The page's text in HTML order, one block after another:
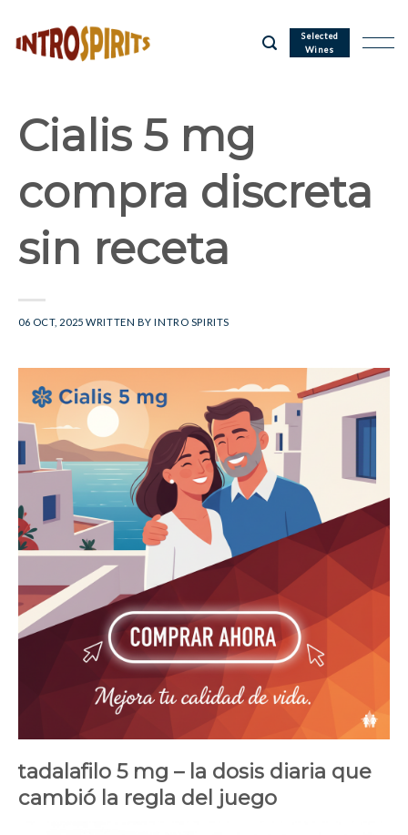
content
Selected
Wines
Cialis 5 mg
compra discreta
sin receta
06 OCT, 2025 WRITTEN BYINTRO SPIRITS
tadalafilo 5 mg – la dosis diaria que
cambió la regla del juego